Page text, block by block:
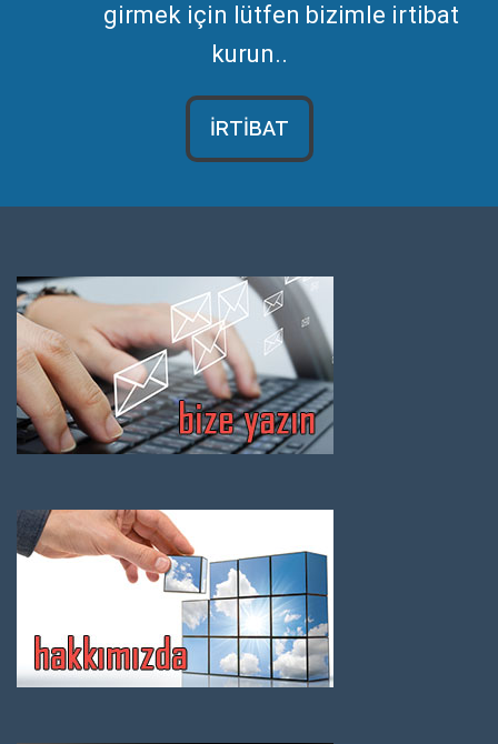
girmek için lütfen bizimle irtibat
kurun..
İRTİBAT